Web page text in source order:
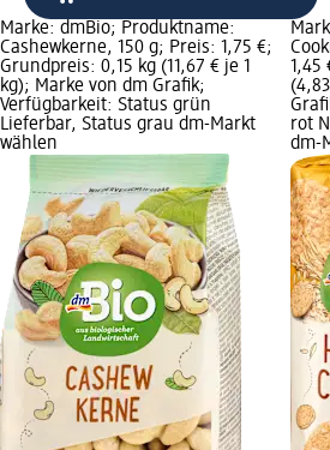
Marke: dmBio; Produktname:
Cashewkerne, 150 g; Preis: 1,75 €;
Grundpreis: 0,15 kg (11,67 € je 1
kg); Marke von dm Grafik;
Verfügbarkeit: Status grün
Lieferbar, Status grau dm-Markt
wählen
1,45
rot
dm-